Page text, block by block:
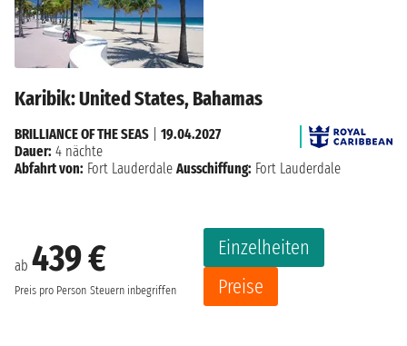
Karibik: United States, Bahamas
ab 439 €
Preis pro Person Steuern inbegriffen
Einzelheiten
Preise
BRILLIANCE OF THE SEAS
19.04.2027
Dauer: 4 nächte
Abfahrt von: Fort Lauderdale Ausschiffung: Fort Lauderdale